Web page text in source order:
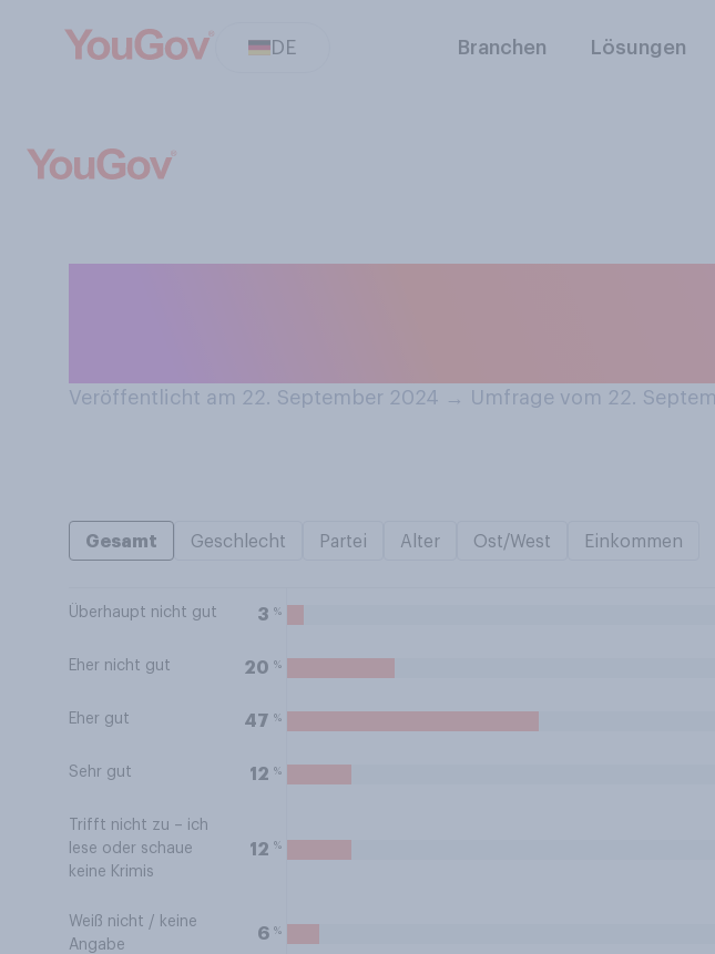
DE Branchen Lösungen
Veröffentlicht am 22. September 2024 → Umfrage vom 22.
Gesamt Geschlecht Partei Alter Ost/West Einkommen
Überhaupt nicht gut 3 %
Eher nicht gut 20 %
Eher gut 47 %
Sehr gut 12 %
Trifft nicht zu – ich
lese oder schaue
keine Krimis
12 %
Weiß nicht / keine
Angabe
6 %